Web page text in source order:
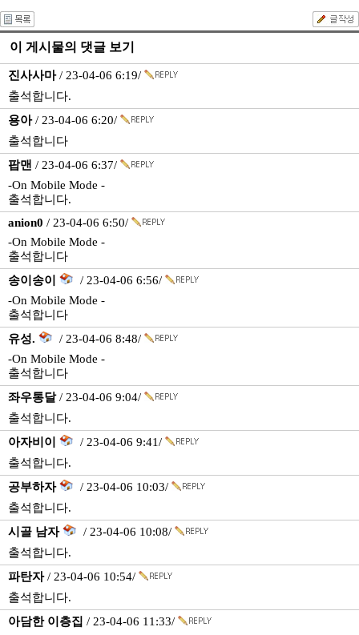
이 게시물의 댓글 보기
진사사마/ 23-04-06 6:19/
출석합니다.
용아/ 23-04-06 6:20/
출석합니다
팝맨 / 23-04-06 6:37/
-On Mobile Mode -
출석합니다.
anion0 / 23-04-06 6:50/
-On Mobile Mode -
출석합니다
송이송이
/ 23-04-06 6:56/
-On Mobile Mode -
출석합니다
유성.
/ 23-04-06 8:48/
-On Mobile Mode -
출석합니다
좌우통달/ 23-04-06 9:04/
출석합니다.
아자비이
/ 23-04-06 9:41/
출석합니다.
공부하자
/ 23-04-06 10:03/
출석합니다.
시골 남자
/ 23-04-06 10:08/
출석합니다.
파탄자/ 23-04-06 10:54/
출석합니다.
아담한 이층집 / 23-04-06 11:33/